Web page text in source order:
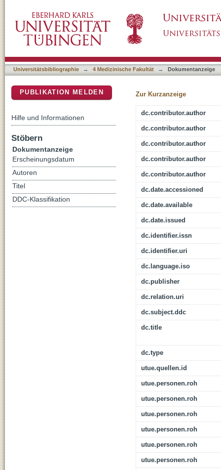
Universitätsbibliographie → 4 Medizinische Fakultät → Dokumentanzeige
Zur Kurzanzeige
dc.contributor.author
dc.contributor.author
dc.contributor.author
dc.contributor.author
dc.contributor.author
dc.date.accessioned
dc.date.available
dc.date.issued
dc.identifier.issn
dc.identifier.uri
dc.language.iso
dc.publisher
dc.relation.uri
dc.subject.ddc
dc.title
dc.type
utue.quellen.id
utue.personen.roh
utue.personen.roh
utue.personen.roh
utue.personen.roh
utue.personen.roh
utue.personen.roh
PUBLIKATION MELDEN
Hilfe und Informationen
Stöbern
Dokumentanzeige
Erscheinungsdatum
Autoren
Titel
DDC-Klassifikation